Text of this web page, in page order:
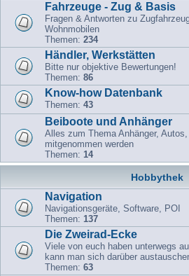
Fahrzeuge - Zug & Basis
Fragen & Antworten zu
Wohnmobilen
Themen: 234
Händler, Werkstätten
Bitte nur objektive Bewertungen!
Themen: 86
Know-how Datenbank
Themen: 43
Beiboote und Anhänger
Alles zum Thema Anhänger,
mitgenommen werden
Themen: 14
Hobbythek
Navigation
Navigationsgeräte, Software, POI
Themen: 137
Die Zweirad-Ecke
Viele von euch haben unterwegs
kann man sich darüber
Themen: 63